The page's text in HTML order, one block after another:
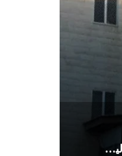
القوات المسلحة اليمنية: إجبار 8 سفن نفطية للعدو السعودي على تغيير مسارها